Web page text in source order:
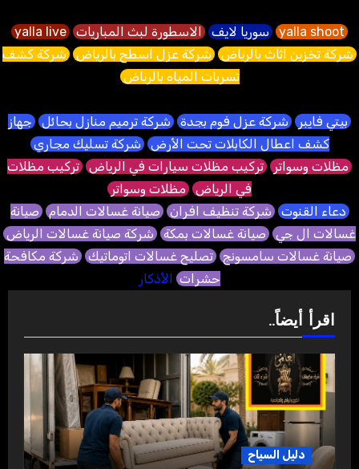
yalla shoot سوريا لايف الاسطورة لبث المباريات yalla live
شركة تخزين اثاث بالرياض شركة عزل اسطح بالرياض شركة كشف
تسربات المياه بالرياض
بيتي فايبر شركة عزل فوم بجدة شركة ترميم منازل بحائل جهاز
كشف اعطال الكابلات تحت الأرض شركة تسليك مجاري
مظلات وسواتر تركيب مظلات سيارات في الرياض تركيب مظلات
في الرياض مظلات وسواتر
دعاء القنوت شركة تنظيف افران صيانة غسالات الدمام صيانة
غسالات ال جي صيانة غسالات بمكة شركة صيانة غسالات الرياض
صيانة غسالات سامسونج تصليح غسالات اتوماتيك شركة مكافحة
حشرات الأذكار
اقرأ أيضاً..
دليل السياح